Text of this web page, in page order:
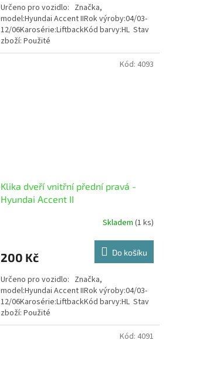
Určeno pro vozidlo: Značka,
model:Hyundai Accent IIRok výroby:04/03-
12/06Karosérie:LiftbackKód barvy:HL Stav
zboží: Použité
Klika dveří vnitřní přední pravá -
Hyundai Accent II
Skladem (1 ks)
200 Kč Do košíku
Určeno pro vozidlo: Značka,
model:Hyundai Accent IIRok výroby:04/03-
12/06Karosérie:LiftbackKód barvy:HL Stav
zboží: Použité
Kód: 4093
Kód: 4091